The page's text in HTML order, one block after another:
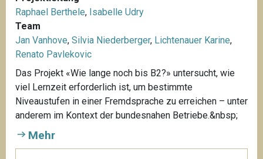
Raphael Berthele, Isabelle Udry
Team
Jan Vanhove, Silvia Niederberger, Lichtenauer Karine,
Renato Pavlekovic
Das Projekt «Wie lange noch bis B2?» untersucht, wie
viel Lernzeit erforderlich ist, um bestimmte
Niveaustufen in einer Fremdsprache zu erreichen – unter
anderem im Kontext der bundesnahen Betriebe.&nbsp;
Mehr